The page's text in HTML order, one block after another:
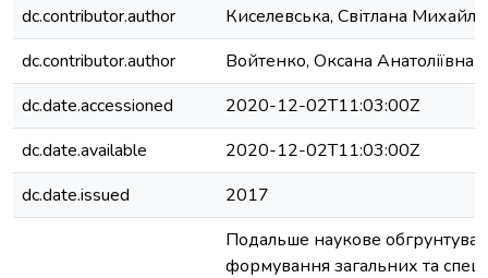
dc.contributor.author
Киселевська, Світлана
dc.contributor.author
Войтенко, Оксана Анатоліївна
dc.date.accessioned
2020-12-02T11:03:00Z
dc.date.available
2020-12-02T11:03:00Z
dc.date.issued
2017
Подальше наукове
формування загальних та